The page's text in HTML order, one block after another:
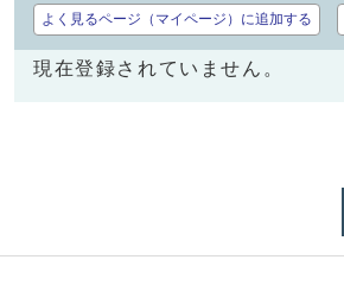
よく見るページ（マイページ）に追加する
現在登録されていません。